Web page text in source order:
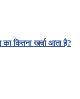
का कितना खर्चा आता है?